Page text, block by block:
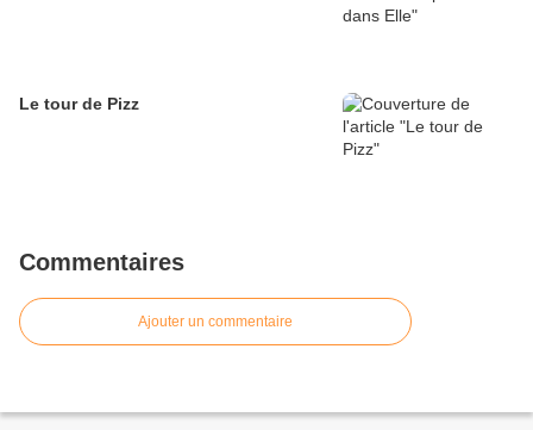
Le tour de Pizz
Commentaires
Ajouter un commentaire